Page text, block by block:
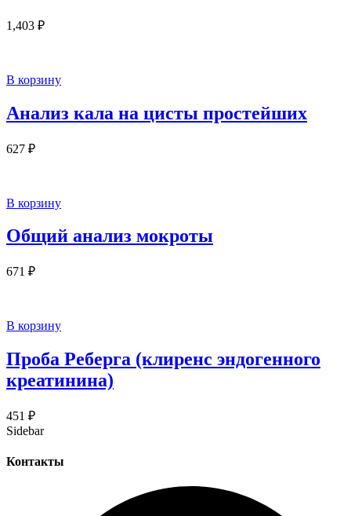
1,403 ₽
В корзину
Анализ кала на цисты простейших
627 ₽
В корзину
Общий анализ мокроты
671 ₽
В корзину
Проба Реберга (клиренс эндогенного
креатинина)
451 ₽
Sidebar
Контакты